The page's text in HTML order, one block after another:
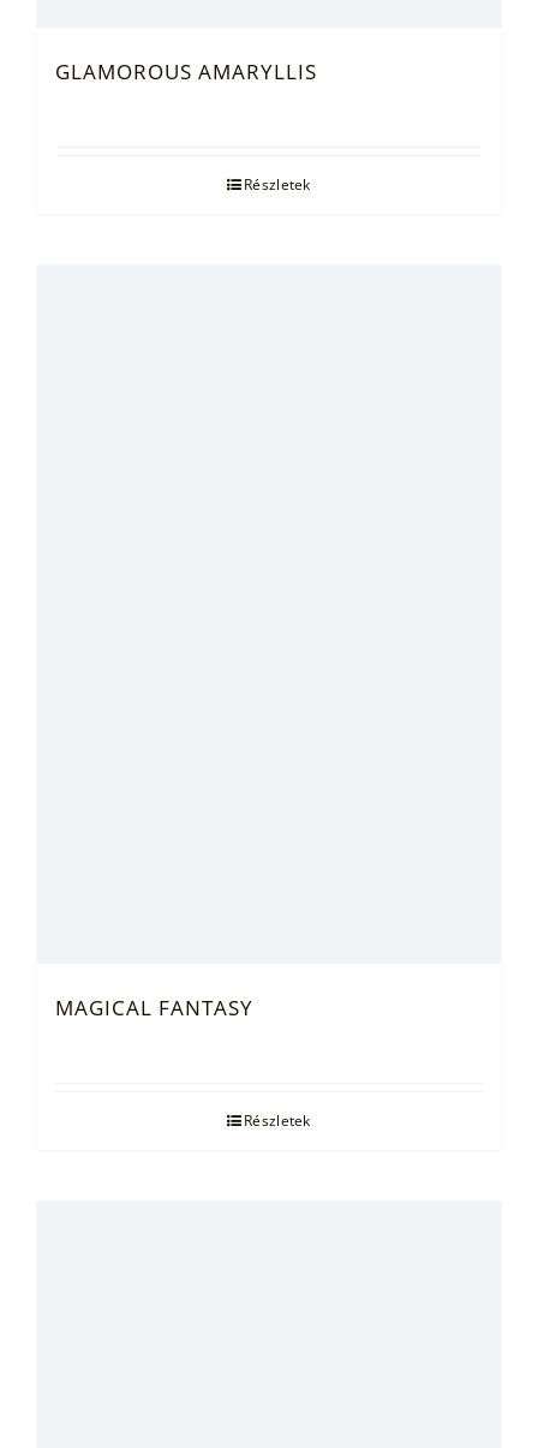
GLAMOROUS AMARYLLIS
Részletek
MAGICAL FANTASY
Részletek